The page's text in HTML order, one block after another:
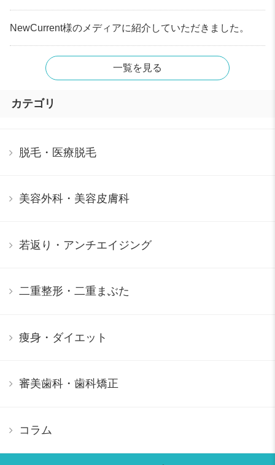
NewCurrent様のメディアに紹介していただきました。
一覧を見る
カテゴリ
脱毛・医療脱毛
美容外科・美容皮膚科
若返り・アンチエイジング
二重整形・二重まぶた
痩身・ダイエット
審美歯科・歯科矯正
コラム